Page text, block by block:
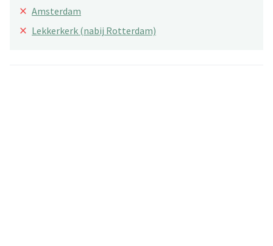
× Amsterdam
× Lekkerkerk (nabij Rotterdam)